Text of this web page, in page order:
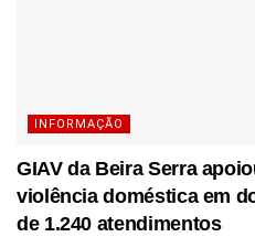
INFORMAÇÃO
GIAV da Beira Serra
violência doméstica em
de 1.240 atendimentos